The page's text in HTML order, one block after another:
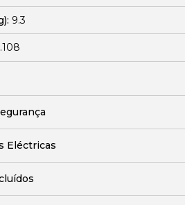
9.3
Eléctricas